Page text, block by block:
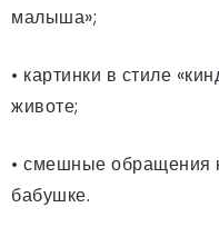
малыша»;
• картинки в стиле
животе;
• смешные обращения
бабушке.